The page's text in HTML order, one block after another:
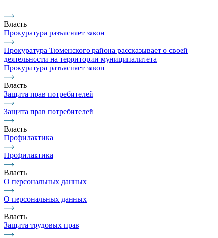
Власть
Прокуратура разъясняет закон
Прокуратура Тюменского района рассказывает о своей
деятельности на территории муниципалитета
Прокуратура разъясняет закон
Власть
Защита прав потребителей
Защита прав потребителей
Власть
Профилактика
Профилактика
Власть
О персональных данных
О персональных данных
Власть
Защита трудовых прав